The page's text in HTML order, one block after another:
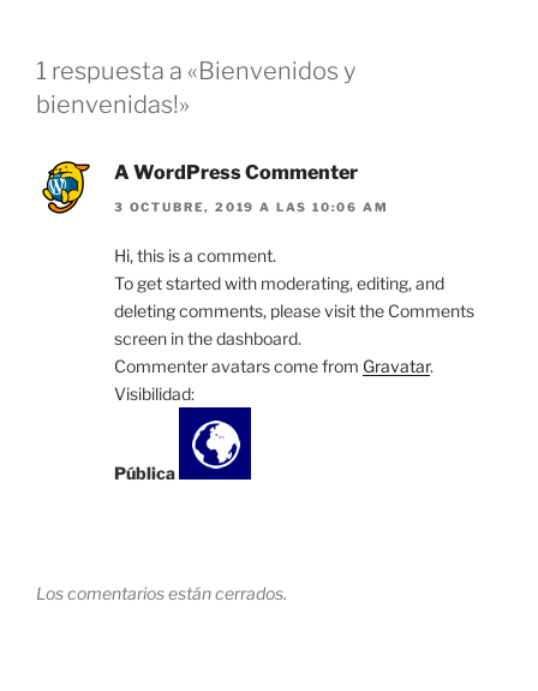
1 respuesta a «Bienvenidos y
bienvenidas!»
A WordPress Commenter
3 OCTUBRE, 2019 A LAS 10:06 AM
Hi, this is a comment.
To get started with moderating, editing, and
deleting comments, please visit the Comments
screen in the dashboard.
Commenter avatars come from Gravatar.
Visibilidad:
Pública
Los comentarios están cerrados.